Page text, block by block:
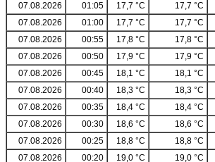
07.08.2026
01:05 17,7 °C 17,7 °C
07.08.2026
01:00 17,7 °C 17,7 °C
07.08.2026
00:55 17,8 °C 17,8 °C
07.08.2026
00:50 17,9 °C 17,9 °C
07.08.2026
00:45 18,1 °C 18,1 °C
07.08.2026
00:40 18,3 °C 18,3 °C
07.08.2026
00:35 18,4 °C 18,4 °C
07.08.2026
00:30 18,6 °C 18,6 °C
07.08.2026
00:25 18,8 °C 18,8 °C
07.08.2026
00:20 19,0 °C 19,0 °C